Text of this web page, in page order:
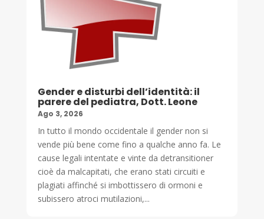
Gender e disturbi dell’identità: il
parere del pediatra, Dott. Leone
Ago 3, 2026
In tutto il mondo occidentale il gender non si
vende più bene come fino a qualche anno fa. Le
cause legali intentate e vinte da detransitioner
cioè da malcapitati, che erano stati circuiti e
plagiati affinché si imbottissero di ormoni e
subissero atroci mutilazioni,...